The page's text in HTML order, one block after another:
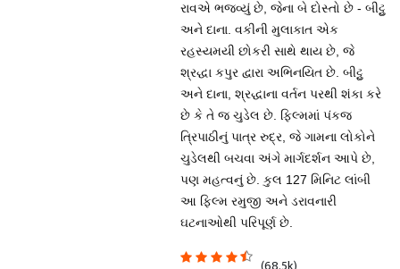
રાવએ ભજવ્યું છે, જેના બે દોસ્તો છે - બીટ્ટુ
અને દાના. વકીની મુલાકાત એક
રહસ્યમયી છોકરી સાથે થાય છે, જે
શ્રદ્ધા કપુર દ્વારા અભિનયિત છે. બીટ્ટુ
અને દાના, શ્રદ્ધાના વર્તન પરથી શંકા કરે
છે કે તે જ ચુડેલ છે. ફિલ્મમાં પંકજ
ત્રિપાઠીનું પાત્ર રુદ્ર, જે ગામના લોકોને
ચુડેલથી બચવા અંગે માર્ગદર્શન આપે છે,
પણ મહત્વનું છે. કુલ 127 મિનિટ લાંબી
આ ફિલ્મ રમુજી અને ડરાવનારી
ઘટનાઓથી પરિપૂર્ણ છે.